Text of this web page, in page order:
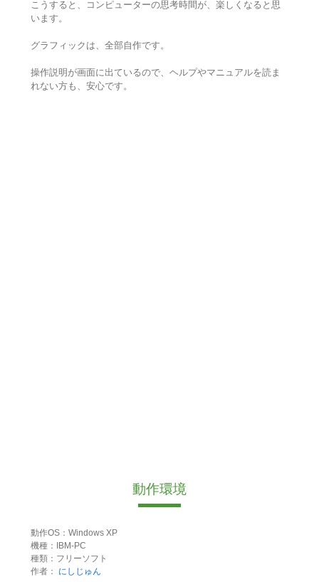
こうすると、コンピューターの思考時間が、楽しくなると思
います。
グラフィックは、全部自作です。
操作説明が画面に出ているので、ヘルプやマニュアルを読ま
れない方も、安心です。
動作環境
動作OS：Windows XP
機種：IBM-PC
種類：フリーソフト
作者：
にしじゅん